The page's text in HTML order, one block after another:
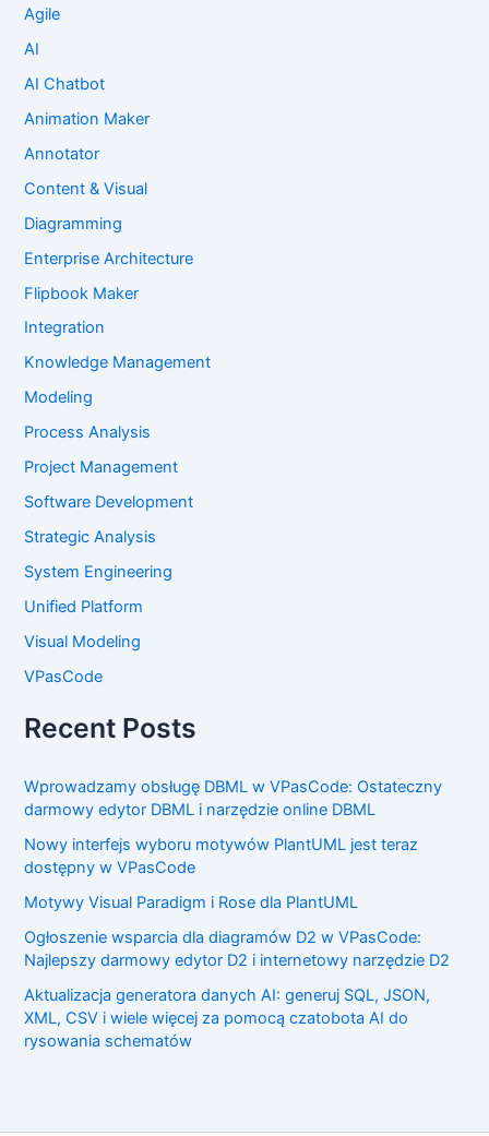
Agile
AI
AI Chatbot
Animation Maker
Annotator
Content & Visual
Diagramming
Enterprise Architecture
Flipbook Maker
Integration
Knowledge Management
Modeling
Process Analysis
Project Management
Software Development
Strategic Analysis
System Engineering
Unified Platform
Visual Modeling
VPasCode
Recent Posts
Wprowadzamy obsługę DBML w VPasCode: Ostateczny
darmowy edytor DBML i narzędzie online DBML
Nowy interfejs wyboru motywów PlantUML jest teraz
dostępny w VPasCode
Motywy Visual Paradigm i Rose dla PlantUML
Ogłoszenie wsparcia dla diagramów D2 w VPasCode:
Najlepszy darmowy edytor D2 i internetowy narzędzie D2
Aktualizacja generatora danych AI: generuj SQL, JSON,
XML, CSV i wiele więcej za pomocą czatobota AI do
rysowania schematów